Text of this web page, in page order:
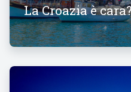
La Croazia è